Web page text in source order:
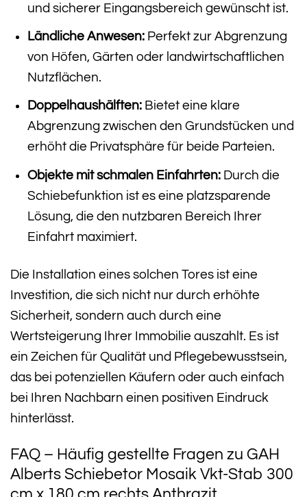
und sicherer Eingangsbereich gewünscht ist.
Ländliche Anwesen:Perfekt zur Abgrenzung
von Höfen, Gärten oder landwirtschaftlichen
Nutzflächen.
Doppelhaushälften:Bietet eine klare
Abgrenzung zwischen den Grundstücken und
erhöht die Privatsphäre für beide Parteien.
Objekte mit schmalen Einfahrten:Durch die
Schiebefunktion ist es eine platzsparende
Lösung, die den nutzbaren Bereich Ihrer
Einfahrt maximiert.
Die Installation eines solchen Tores ist eine
Investition, die sich nicht nur durch erhöhte
Sicherheit, sondern auch durch eine
Wertsteigerung Ihrer Immobilie auszahlt. Es ist
ein Zeichen für Qualität und Pflegebewusstsein,
das bei potenziellen Käufern oder auch einfach
bei Ihren Nachbarn einen positiven Eindruck
hinterlässt.
FAQ – Häufig gestellte Fragen zu GAH
Alberts Schiebetor Mosaik Vkt-Stab 300